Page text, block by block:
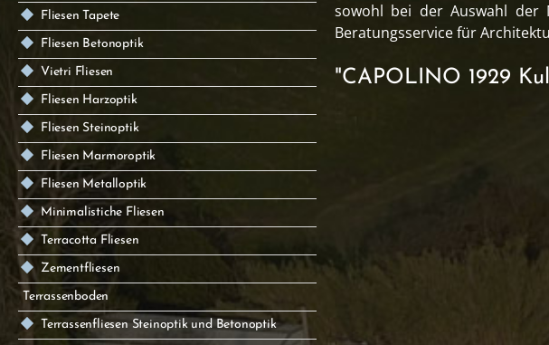
Fliesen Tapete
Fliesen Betonoptik
Vietri Fliesen
Fliesen Harzoptik
Fliesen Steinoptik
Fliesen Marmoroptik
Fliesen Metalloptik
Minimalistiche Fliesen
Terracotta Fliesen
Zementfliesen
Terrassenboden
Terrassenfliesen Steinoptik und Betonoptik
sowohl bei der Auswahl der
Beratungsservice für
"CAPOLINO 1929